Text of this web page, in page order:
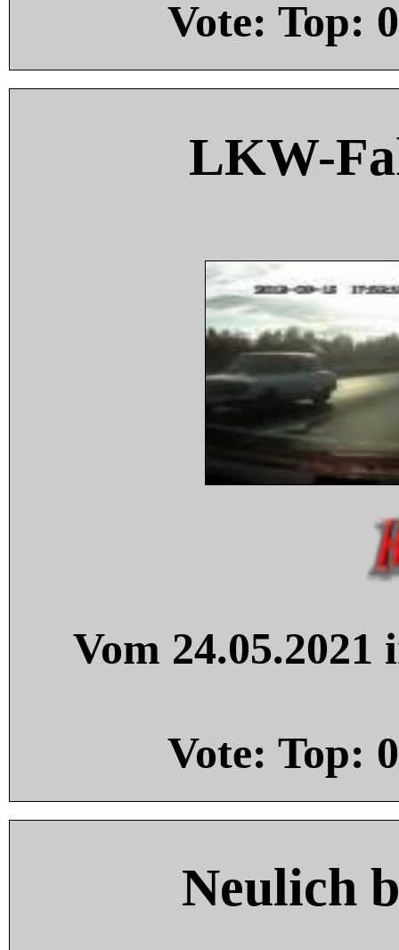
Vote: Top: 0
LKW-
Vom
Vote: Top: 0
Neulich